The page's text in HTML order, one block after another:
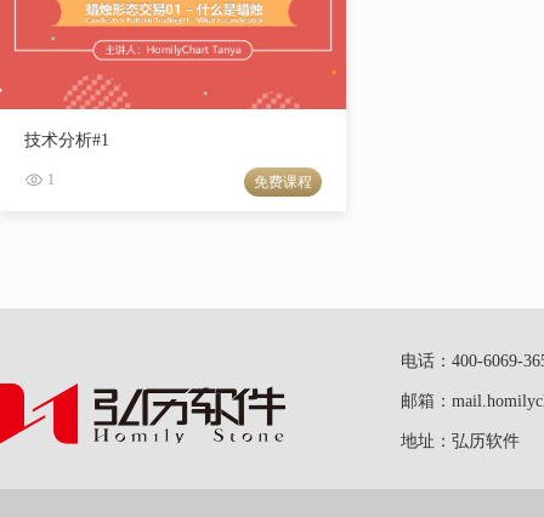
技术分析#1
1 免费课程
电话：400-6069-
邮箱：
地址：弘历软件